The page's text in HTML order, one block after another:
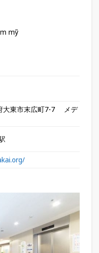
mỹ
大東市末広町7-7 メデ